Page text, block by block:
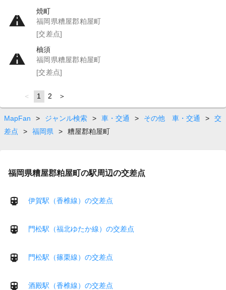
焼町
福岡県糟屋郡粕屋町
[交差点]
柚須
福岡県糟屋郡粕屋町
[交差点]
page
You're
on
page
1 page
2 page
MapFan > ジャンル検索 > 車・交通 > その他 車・交通 >
交
差点
> 福岡県 > 糟屋郡粕屋町
福岡県糟屋郡粕屋町の駅周辺の交差点
伊賀駅（香椎線）の交差点
門松駅（福北ゆたか線）の交差点
門松駅（篠栗線）の交差点
酒殿駅（香椎線）の交差点